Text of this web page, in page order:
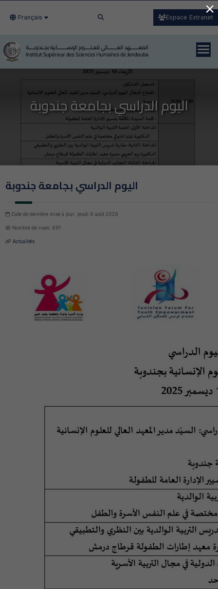
Français Espace Extranet
اليوم الدراسي بجامعة جندوبة
اليوم الدراسي بجامعة جندوبة
Date de dernière mise à jour: jeudi 6 août 2026
Nombre de vues: 691
Actualités
×